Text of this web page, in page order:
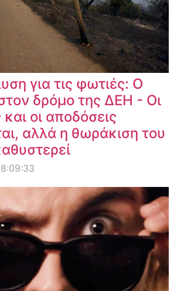
για τις φωτιές: Ο
δρόμο της ΔΕΗ - Οι
οι αποδόσεις
αλλά η θωράκιση του